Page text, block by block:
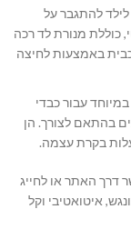
לילד להתגבר על
כוללת מנורת לד רכה
באמצעות לחיצה
במיוחד עבור כבדי
בהתאם לצורך. הן
בקרת עצמה.
דרך האתר או לחייג
מונגש, איטואטיבי וקל